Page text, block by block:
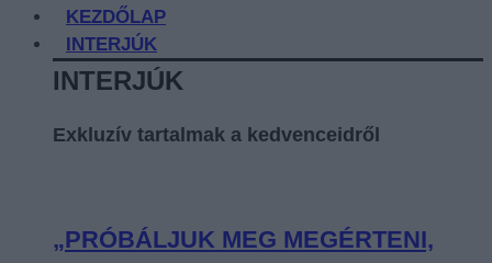
KEZDŐLAP
INTERJÚK
INTERJÚK
Exkluzív tartalmak a kedvenceidről
„PRÓBÁLJUK MEG MEGÉRTENI,